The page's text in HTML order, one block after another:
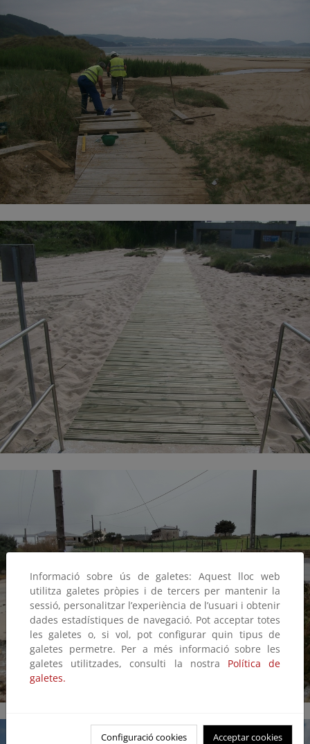
Informació sobre ús de galetes: Aquest lloc web
utilitza galetes pròpies i de tercers per mantenir la
sessió, personalitzar l’experiència de l’usuari i obtenir
dades estadístiques de navegació. Pot acceptar totes
les galetes o, si vol, pot configurar quin tipus de
galetes permetre. Per a més informació sobre les
galetes utilitzades, consulti la nostra Política de
galetes.
Configuració cookies Acceptar cookies